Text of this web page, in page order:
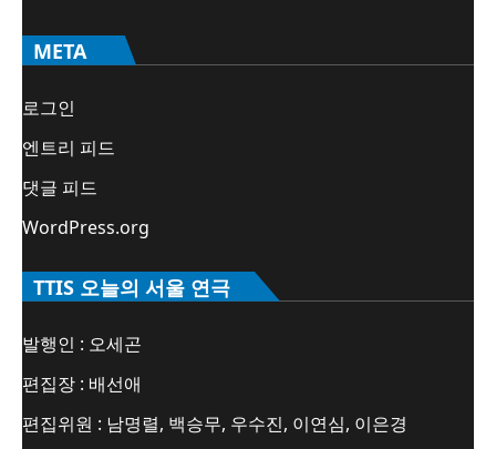
META
로그인
엔트리 피드
댓글 피드
WordPress.org
TTIS 오늘의 서울 연극
발행인 : 오세곤
편집장 : 배선애
편집위원 : 남명렬, 백승무, 우수진, 이연심, 이은경